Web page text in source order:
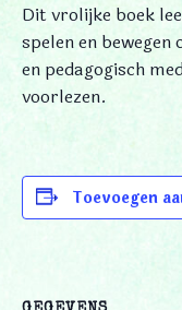
Dit vrolijke boek
spelen en
en pedagogisch
voorlezen.
Toevoegen